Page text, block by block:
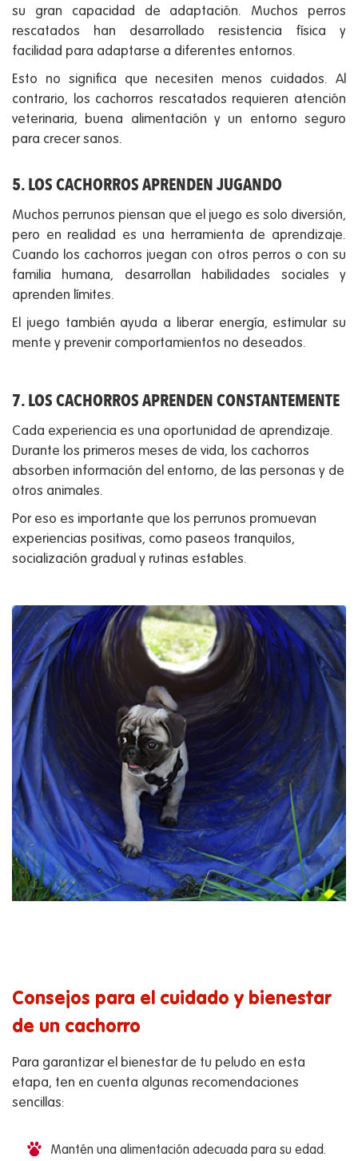
su gran capacidad de adaptación. Muchos perros
rescatados han desarrollado resistencia física y
facilidad para adaptarse a diferentes entornos.
Esto no significa que necesiten menos cuidados. Al
contrario, los cachorros rescatados requieren atención
veterinaria, buena alimentación y un entorno seguro
para crecer sanos.
5. LOS CACHORROS APRENDEN JUGANDO
Muchos perrunos piensan que el juego es solo diversión,
pero en realidad es una herramienta de aprendizaje.
Cuando los cachorros juegan con otros perros o con su
familia humana, desarrollan habilidades sociales y
aprenden límites.
El juego también ayuda a liberar energía, estimular su
mente y prevenir comportamientos no deseados.
7. LOS CACHORROS APRENDEN CONSTANTEMENTE
Cada experiencia es una oportunidad de aprendizaje.
Durante los primeros meses de vida, los cachorros
absorben información del entorno, de las personas y de
otros animales.
Por eso es importante que los perrunos promuevan
experiencias positivas, como paseos tranquilos,
socialización gradual y rutinas estables.
Consejos para el cuidado y bienestar
de un cachorro
Para garantizar el bienestar de tu peludo en esta
etapa, ten en cuenta algunas recomendaciones
sencillas:
Mantén una alimentación adecuada para su edad.